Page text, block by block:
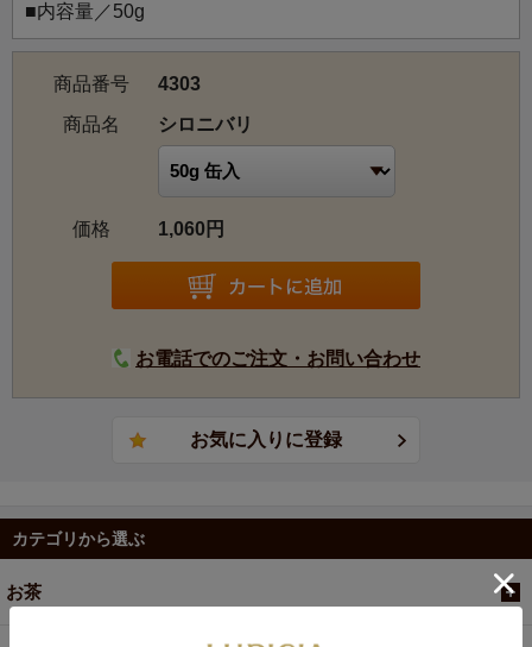
■内容量／50g
商品番号
4303
商品名
シロニバリ
価格 1,060円
お電話でのご注文・お問い合わせ
カテゴリから選ぶ
お茶